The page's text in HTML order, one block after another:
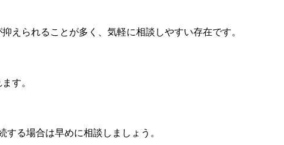
えられることが多く、気軽に相談しやすい存在です。
す。
る場合は早めに相談しましょう。